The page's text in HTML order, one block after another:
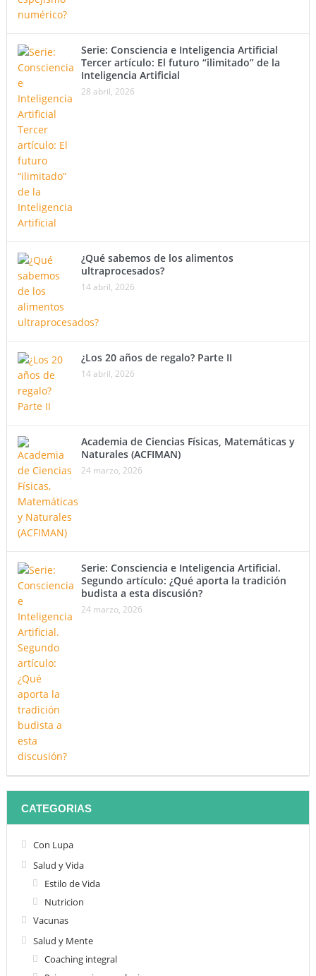
Serie: Consciencia e Inteligencia Artificial
Tercer artículo: El futuro “ilimitado” de la
Inteligencia Artificial
28 abril, 2026
¿Qué sabemos de los alimentos
ultraprocesados?
14 abril, 2026
¿Los 20 años de regalo? Parte II
14 abril, 2026
Academia de Ciencias Físicas, Matemáticas y
Naturales (ACFIMAN)
24 marzo, 2026
Serie: Consciencia e Inteligencia Artificial.
Segundo artículo: ¿Qué aporta la tradición
budista a esta discusión?
24 marzo, 2026
CATEGORIAS
Con Lupa
Salud y Vida
Estilo de Vida
Nutricion
Vacunas
Salud y Mente
Coaching integral